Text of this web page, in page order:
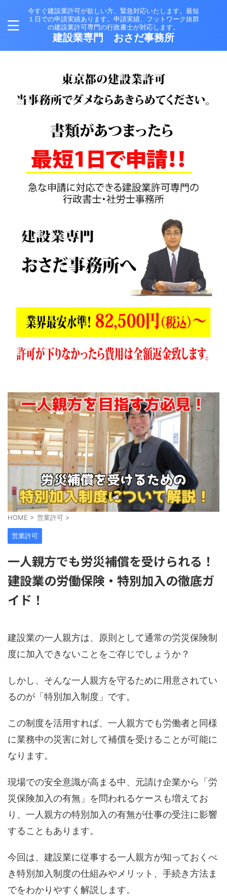
今すぐ建設業許可が欲しい方、緊急対応いたします。最短
１日での申請実績あります。申請実績、フットワーク抜群
の建設業許可専門の行政書士が対応します。
建設業専門 おさだ事務所
HOME > 営業許可 >
営業許可
一人親方でも労災補償を受けられる！
建設業の労働保険・特別加入の徹底ガ
イド！
建設業の一人親方は、原則として通常の労災保険制
度に加入できないことをご存じでしょうか？
しかし、そんな一人親方を守るために用意されてい
るのが「特別加入制度」です。
この制度を活用すれば、一人親方でも労働者と同様
に業務中の災害に対して補償を受けることが可能に
なります。
現場での安全意識が高まる中、元請け企業から「労
災保険加入の有無」を問われるケースも増えてお
り、一人親方の特別加入の有無が仕事の受注に影響
することもあります。
今回は、建設業に従事する一人親方が知っておくべ
き特別加入制度の仕組みやメリット、手続き方法ま
でをわかりやすく解説します。